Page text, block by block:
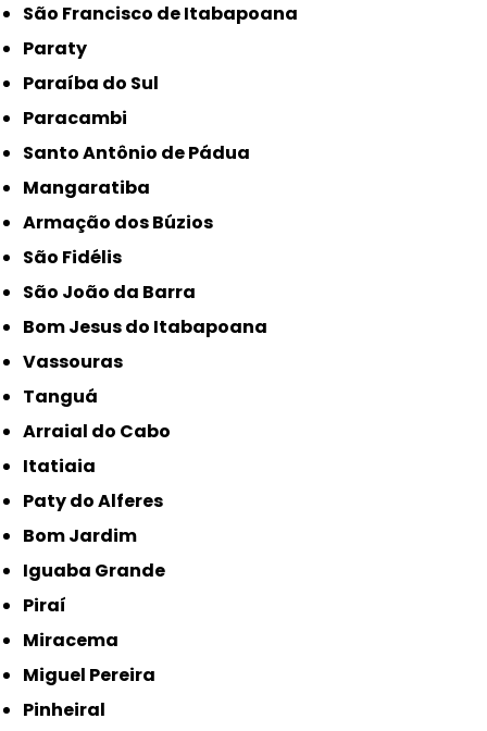
São Francisco de Itabapoana
Paraty
Paraíba do Sul
Paracambi
Santo Antônio de Pádua
Mangaratiba
Armação dos Búzios
São Fidélis
São João da Barra
Bom Jesus do Itabapoana
Vassouras
Tanguá
Arraial do Cabo
Itatiaia
Paty do Alferes
Bom Jardim
Iguaba Grande
Piraí
Miracema
Miguel Pereira
Pinheiral